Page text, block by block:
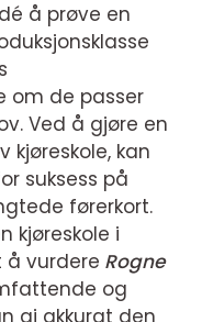
å prøve en
om de passer
Ved å gjøre en
kan
suksess på
førerkort.
kjøreskole i
vurdere Rogne
og